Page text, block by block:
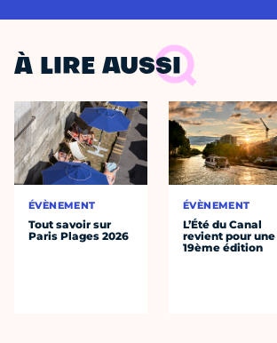
À LIRE AUSSI
ÉVÈNEMENT
Tout savoir sur
Paris Plages 2026
ÉVÈNEMENT
L’Été du Canal
revient pour une
19ème édition